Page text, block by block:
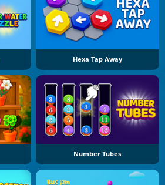
Hexa Tap Away
Number Tubes